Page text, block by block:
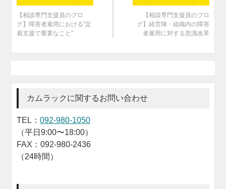
【相談専門支援員のブロ
グ】障害者雇用における"定
着支援で重要なこと"
【相談専門支援員のブロ
グ】経営陣・組織内の障害
者雇用に対する意識改革
カムラックに関するお問い合わせ
TEL：092-980-1050
（平日9:00〜18:00）
FAX：092-980-2436
（24時間）